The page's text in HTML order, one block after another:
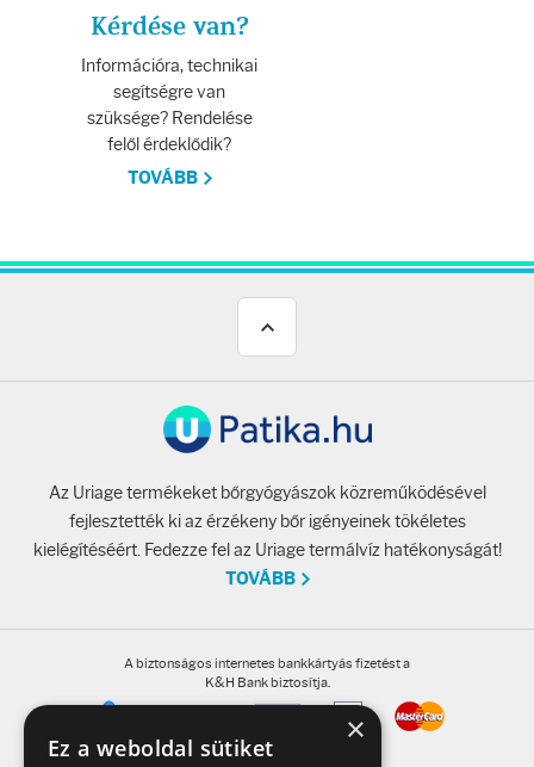
Kérdése van?
Információra, technikai
segítségre van
szüksége? Rendelése
felől érdeklődik?
TOVÁBB
Az Uriage termékeket bőrgyógyászok közreműködésével
fejlesztették ki az érzékeny bőr igényeinek tökéletes
kielégítéséért. Fedezze fel az Uriage termálvíz hatékonyságát!
TOVÁBB
A biztonságos internetes bankkártyás fizetést a
K&H Bank biztosítja.
×
Ez a weboldal sütiket